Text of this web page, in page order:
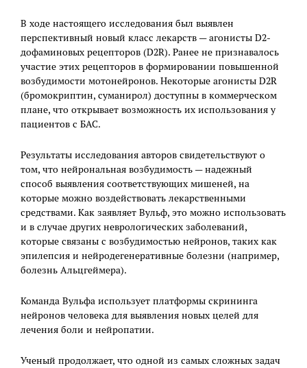
В ходе настоящего исследования был выявлен
перспективный новый класс лекарств — агонисты D2-
дофаминовых рецепторов (D2R). Ранее не признавалось
участие этих рецепторов в формировании повышенной
возбудимости мотонейронов. Некоторые агонисты D2R
(бромокриптин, суманирол) доступны в коммерческом
плане, что открывает возможность их использования у
пациентов с БАС.
Результаты исследования авторов свидетельствуют о
том, что нейрональная возбудимость — надежный
способ выявления соответствующих мишеней, на
которые можно воздействовать лекарственными
средствами. Как заявляет Вульф, это можно использовать
и в случае других неврологических заболеваний,
которые связаны с возбудимостью нейронов, таких как
эпилепсия и нейродегенеративные болезни (например,
болезнь Альцгеймера).
Команда Вульфа использует платформы скрининга
нейронов человека для выявления новых целей для
лечения боли и нейропатии.
Ученый продолжает, что одной из самых сложных задач